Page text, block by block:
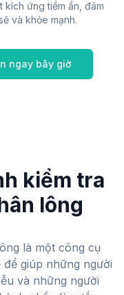
ứng tiềm ẩn, đảm
và khỏe mạnh.
ngay bây giờ
LÀM TẮC
DA, TÓC
CỦA BẠN.
CỤ KIỂM
kiểm tra
lông
là một công cụ
giúp những người
và những người